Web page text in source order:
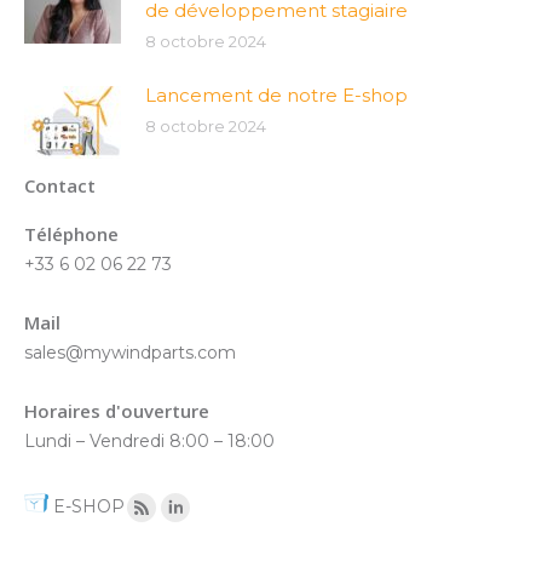
de développement stagiaire
8 octobre 2024
Lancement de notre E-shop
8 octobre 2024
Contact
Téléphone
+33 6 02 06 22 73
Mail
sales@mywindparts.com
Horaires d'ouverture
Lundi – Vendredi 8:00 – 18:00
E-SHOP